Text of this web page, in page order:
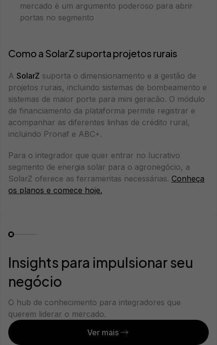
mercado é um argumento poderoso para abrir
portas no segmento
Como a SolarZ suporta projetos rurais
A SolarZ suporta o dimensionamento e a gestão de
projetos rurais, incluindo sistemas de bombeamento e
sistemas de maior porte para mini geracão. O módulo
de financiamento da plataforma permite registrar e
acompanhar as diferentes linhas de crédito rural,
incluindo Pronaf e ABC+.
Para o integrador que quer entrar no lucrativo
segmento de energia solar para o agronegócio, a
SolarZ oferece as ferramentas necessárias. Conheça
os planos e comece hoje.
Insights para impulsionar seu
negócio
O hub de conhecimento para integradores que
querem liderar o mercado.
Ver mais